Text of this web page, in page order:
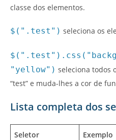
classe dos elementos.
$(".test") seleciona os
"yellow") seleciona todos
“test” e muda-lhes a cor de
Lista completa dos
Seletor Exemplo